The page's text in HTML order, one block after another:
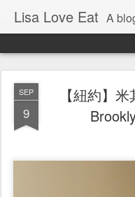
Lisa Love Eat A blog not
SEP
9
【紐約】